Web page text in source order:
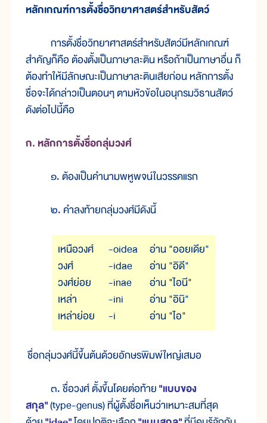
หลักเกณฑ์การตั้งชื่อวิทยาศาสตร์สำหรับสัตว์
การตั้งชื่อวิทยาศาสตร์สำหรับสัตว์มีหลักเกณฑ์
สำคัญก็คือ ต้องตั้งเป็นภาษาละติน หรือถ้าเป็นภาษาอื่น ก็
ต้องทำให้มีลักษณะเป็นภาษาละตินเสียก่อน หลักการตั้ง
ชื่อจะได้กล่าวเป็นตอนๆ ตามหัวข้อในอนุกรมวิธานสัตว์
ดังต่อไปนี้คือ
ก. หลักการตั้งชื่อกลุ่มวงศ์
๑. ต้องเป็นคำนามพหูพจน์ในวรรคแรก
๒. คำลงท้ายกลุ่มวงศ์มีดังนี้
เหนือวงศ์
วงศ์
วงศ์ย่อย
เหล่า
เหล่าย่อย
-oidea
-idae
-inae
-ini
-i
อ่าน "ออยเดีย"
อ่าน "อิดี"
อ่าน "ไอนี"
อ่าน "อินิ"
อ่าน "ไอ"
ชื่อกลุ่มวงศ์นี้ขึ้นต้นด้วยอักษรพิมพ์ใหญ่เสมอ
๓. ชื่อวงศ์ ตั้งขึ้นโดยต่อท้าย"แบบของ
สกุล"(type-genus) ที่ผู้ตั้งชื่อเห็นว่าเหมาะสมที่สุด